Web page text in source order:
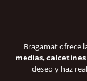
Bragamat ofrece
medias,calcetines
deseo y haz